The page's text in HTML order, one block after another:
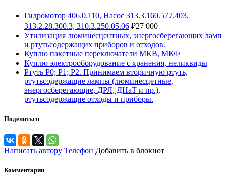
Гидромотор 406.0.110, Насос 313.3.160.577.403,
313.2.28.300.3, 310.3.250.05.06 ₽27 000
Утилизация люминесцентных, энергосберегающих ламп
и ртутьсодержащих приборов и отходов.
Куплю пакетные переключатели МКВ, МКФ
Куплю электрооборудование с хранения, неликвиды
Ртуть Р0; Р1; Р2. Принимаем вторичную ртуть,
ртутьсодержащие лампы (люминесцетные,
энергосберегающие, ДРЛ, ДНаТ и пр.),
ртутьсодержащие отходы и приборы.
Поделиться
Написать автору Телефон Добавить в блокнот
Комментарии